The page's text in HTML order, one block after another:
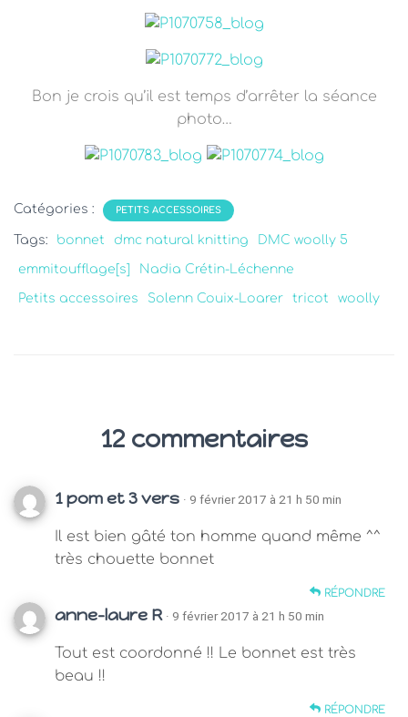
Bon je crois qu’il est temps d’arrêter la séance
photo…
Catégories : PETITS ACCESSOIRES
Tags: bonnet dmc natural knitting DMC woolly 5
emmitoufflage[s] Nadia Crétin-Léchenne
Petits accessoires Solenn Couix-Loarer tricot woolly
12 commentaires
1 pom et 3 vers · 9 février 2017 à 21 h 50 min
Il est bien gâté ton homme quand même ^^
très chouette bonnet
RÉPONDRE
anne-laure R · 9 février 2017 à 21 h 50 min
Tout est coordonné !! Le bonnet est très
beau !!
RÉPONDRE